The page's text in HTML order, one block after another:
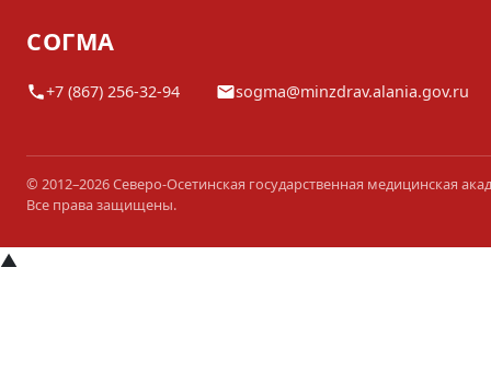
СОГМА
+7 (867) 256-32-94 sogma@minzdrav.alania.gov.ru
© 2012–2026 Северо-Осетинская государственная медицинская
Все права защищены.
▲